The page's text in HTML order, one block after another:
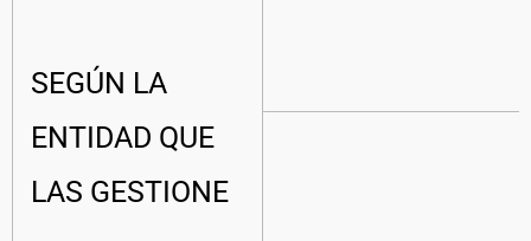
SEGÚN LA
ENTIDAD QUE
LAS GESTIONE